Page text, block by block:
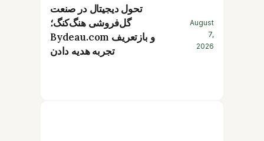
تحول دیجیتال در صنعت
گل‌فروشی هنگ‌کنگ؛
Bydeau.com و بازتعریف
تجربه هدیه دادن
August
7,
2026